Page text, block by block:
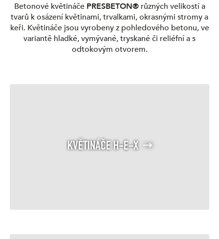
Betonové květináče PRESBETON®různých velikostí a
tvarů k osázení květinami, trvalkami, okrasnými stromy a
keři. Květináče jsou vyrobeny z pohledového betonu, ve
variantě hladké, vymývané, tryskané či reliéfní a s
odtokovým otvorem.
KVĚTINÁČE H-E-X